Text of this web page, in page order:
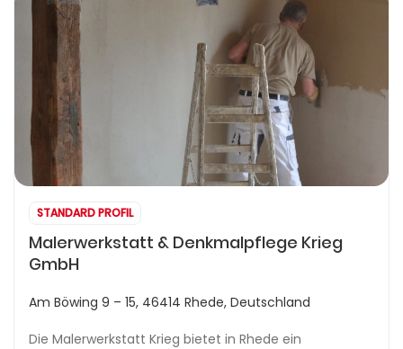
STANDARD PROFIL
Malerwerkstatt & Denkmalpflege Krieg
GmbH
Am Böwing 9 – 15, 46414 Rhede, Deutschland
Die Malerwerkstatt Krieg bietet in Rhede ein